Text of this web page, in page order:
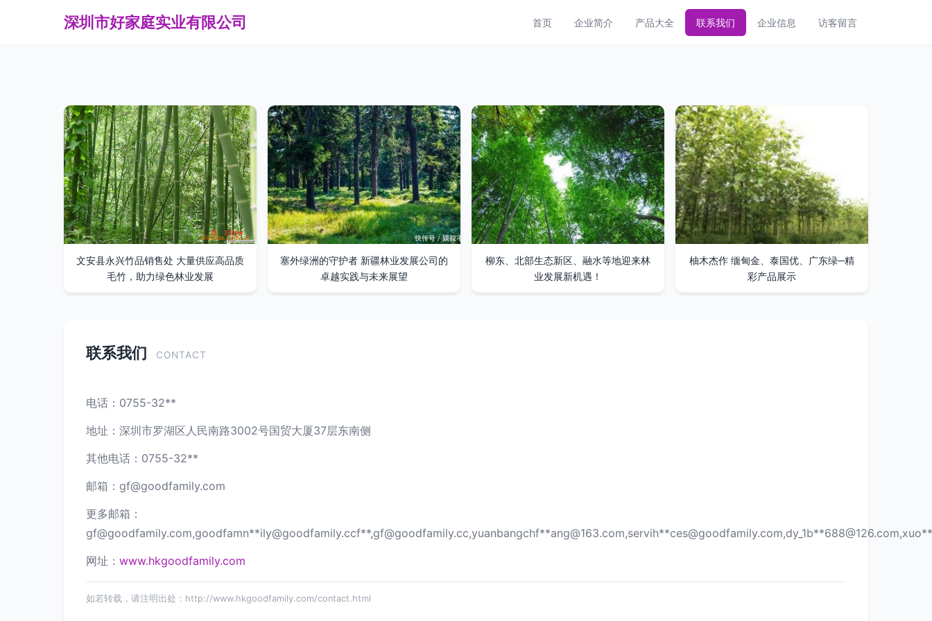
深圳市好家庭实业有限公司 首页 企业简介 产品大全 联系我们 企业信息 访客留言
文安县永兴竹品销售处 大量供应高品质
毛竹，助力绿色林业发展
塞外绿洲的守护者 新疆林业发展公司的
卓越实践与未来展望
柳东、北部生态新区、融水等地迎来林
业发展新机遇！
柚木杰作 缅甸金、泰国优、广东绿─精
彩产品展示
联系我们 CONTACT
电话：0755-32**
地址：深圳市罗湖区人民南路3002号国贸大厦37层东南侧
其他电话：0755-32**
邮箱： gf@goodfamily.com
更多邮箱：
gf@goodfamily.com,goodfamn**ily@goodfamily.ccf**,gf@goodfamily.cc,yuanbangchf**ang@163.com,servih**ces@goodfamily.com,dy_1b**688@126.com,xuo**
网址： www.hkgoodfamily.com
如若转载，请注明出处：http://www.hkgoodfamily.com/contact.html